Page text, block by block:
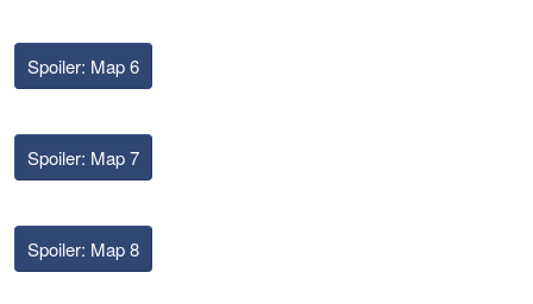
Spoiler: Map 6
Spoiler: Map 7
Spoiler: Map 8